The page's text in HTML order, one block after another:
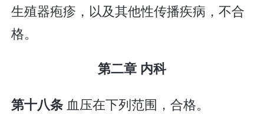
生殖器疱疹，以及其他性传播疾病，不合
格。
第二章 内科
第十八条 血压在下列范围，合格。